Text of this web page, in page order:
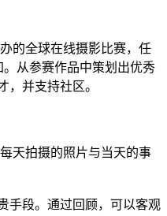
办的全球在线摄影比赛，任
从参赛作品中策划出优秀
，并支持社区。
天拍摄的照片与当天的事
手段。通过回顾，可以客观